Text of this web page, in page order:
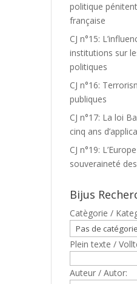
politique
française
CJ n°15:
institutions sur
politiques
CJ n°16:
publiques
CJ n°17: La loi
cinq ans
CJ n°19:
souveraineté
Bijus
Catègorie /
Plein texte /
Auteur / Autor: